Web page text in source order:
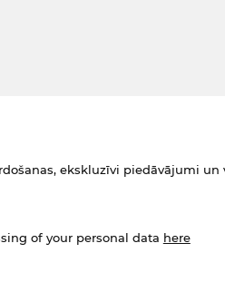
ekskluzīvi piedāvājumi
of your personal data here